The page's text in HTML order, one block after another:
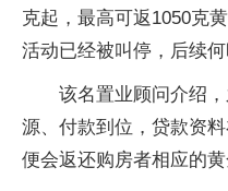
克起，最高可返1050克
活动已经被叫停，后续何
该名置业顾问介绍
源、付款到位，贷款资
便会返还购房者相应的